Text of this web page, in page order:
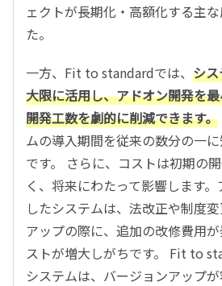
ェクトが長期化・高額化する主
た。
一方、Fit to standardでは、 シ
大限に活用し、アドオン開発を
開発工数を劇的に削減できます。
ムの導入期間を従来の数分の一
です。 さらに、コストは初期の
く、将来にわたって影響します
したシステムは、法改正や制度
アップの際に、追加の改修費用
ストが増大しがちです。 Fit to
システムは、バージョンアップ